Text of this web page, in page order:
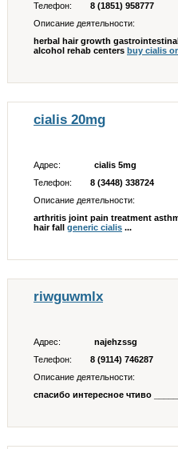
Телефон:
8 (1851) 958777
Описание деятельности:
herbal hair growth
alcohol rehab centers buy cialis
cialis 20mg
Адрес:
cialis 5mg
Телефон:
8 (3448) 338724
Описание деятельности:
arthritis joint pain treatment
hair fall generic cialis ...
riwguwmlx
Адрес:
najehzssg
Телефон:
8 (9114) 746287
Описание деятельности:
спасибо интересное чтиво